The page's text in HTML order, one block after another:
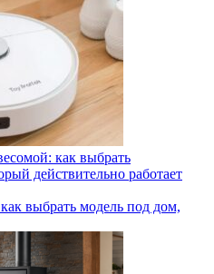
как выбрать
действительно работает
выбрать модель под дом,